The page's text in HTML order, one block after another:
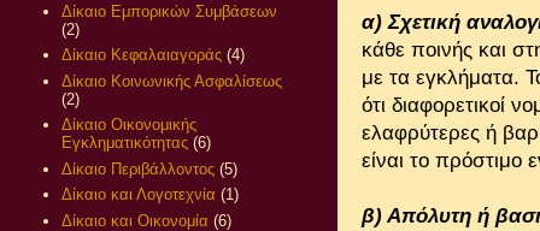
α) Σχετική
κάθε ποινής και
με τα εγκλήματα.
ότι διαφορετικοί
ελαφρύτερες ή
είναι το
β) Απόλυτη ή
Δίκαιο Εμπορικών Συμβάσεων
(2)
Δίκαιο Κεφαλαιαγοράς (4)
Δίκαιο Κοινωνικής Ασφαλίσεως
(2)
Δίκαιο Οικονομικής
Εγκληματικότητας (6)
Δίκαιο Περιβάλλοντος (5)
Δίκαιο και Λογοτεχνία (1)
Δίκαιο και Οικονομία (6)